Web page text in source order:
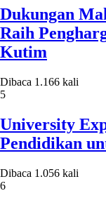
Dukungan
Raih
Kutim
Dibaca 1.166 kali
5
University
Pendidikan
Dibaca 1.056 kali
6